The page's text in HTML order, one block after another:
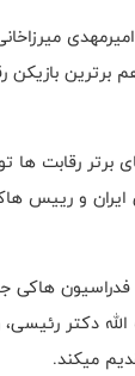
برترین بازیکن
برتر رقابت ها
و رییس
هاکی
دکتر
میکند.